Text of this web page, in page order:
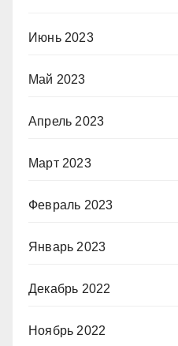
Июнь 2023
Май 2023
Апрель 2023
Март 2023
Февраль 2023
Январь 2023
Декабрь 2022
Ноябрь 2022